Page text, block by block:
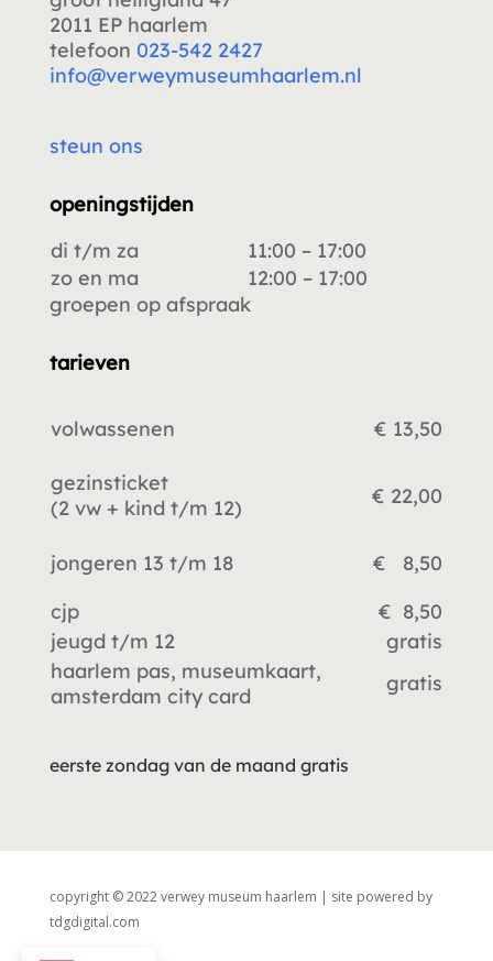
2011 EP haarlem
telefoon 023-542 2427
info@verweymuseumhaarlem.nl
steun ons
openingstijden
di t/m za
11:00 – 17:00
zo en ma
12:00 – 17:00
groepen op afspraak
tarieven
volwassenen € 13,50
gezinsticket
(2 vw + kind t/m 12) € 22,00
jongeren 13 t/m 18
€ 8,50
cjp
€ 8,50
jeugd t/m 12
gratis
haarlem pas, museumkaart,
amsterdam city card
gratis
eerste zondag van de maand gratis
copyright © 2022 verwey museum haarlem | site powered by
tdgdigital.com